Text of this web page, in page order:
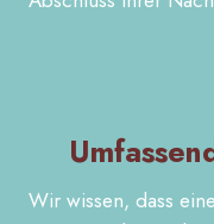
Wir wissen, dass